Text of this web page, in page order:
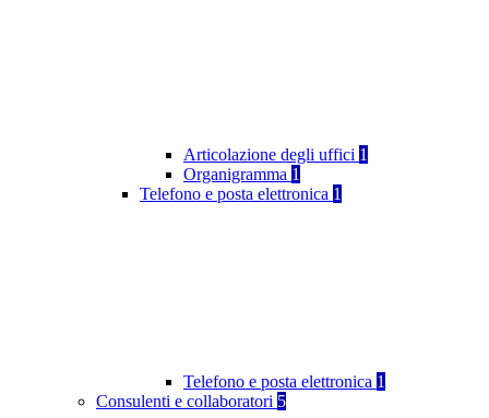
Articolazione degli uffici 1
Organigramma 1
Telefono e posta elettronica 1
Telefono e posta elettronica 1
Consulenti e collaboratori 5